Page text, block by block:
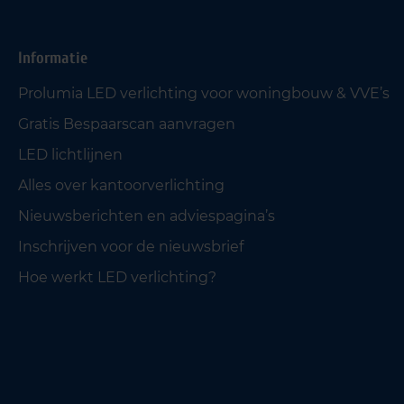
Informatie
Prolumia LED verlichting voor woningbouw & VVE’s
Gratis Bespaarscan aanvragen
LED lichtlijnen
Alles over kantoorverlichting
Nieuwsberichten en adviespagina’s
Inschrijven voor de nieuwsbrief
Hoe werkt LED verlichting?